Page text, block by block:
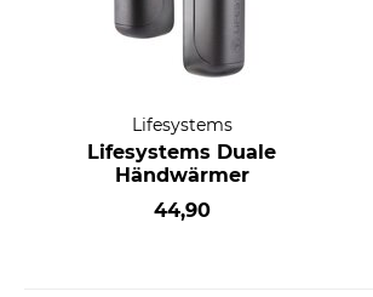
Lifesystems
Lifesystems Duale
Händwärmer
44,90